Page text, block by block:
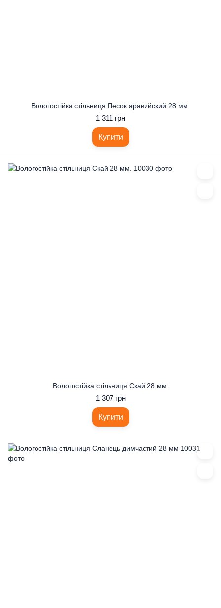
Вологостійка стільниця Песок аравийский 28 мм.
1 311 грн
Купити
Вологостійка стільниця Скай 28 мм.
1 307 грн
Купити